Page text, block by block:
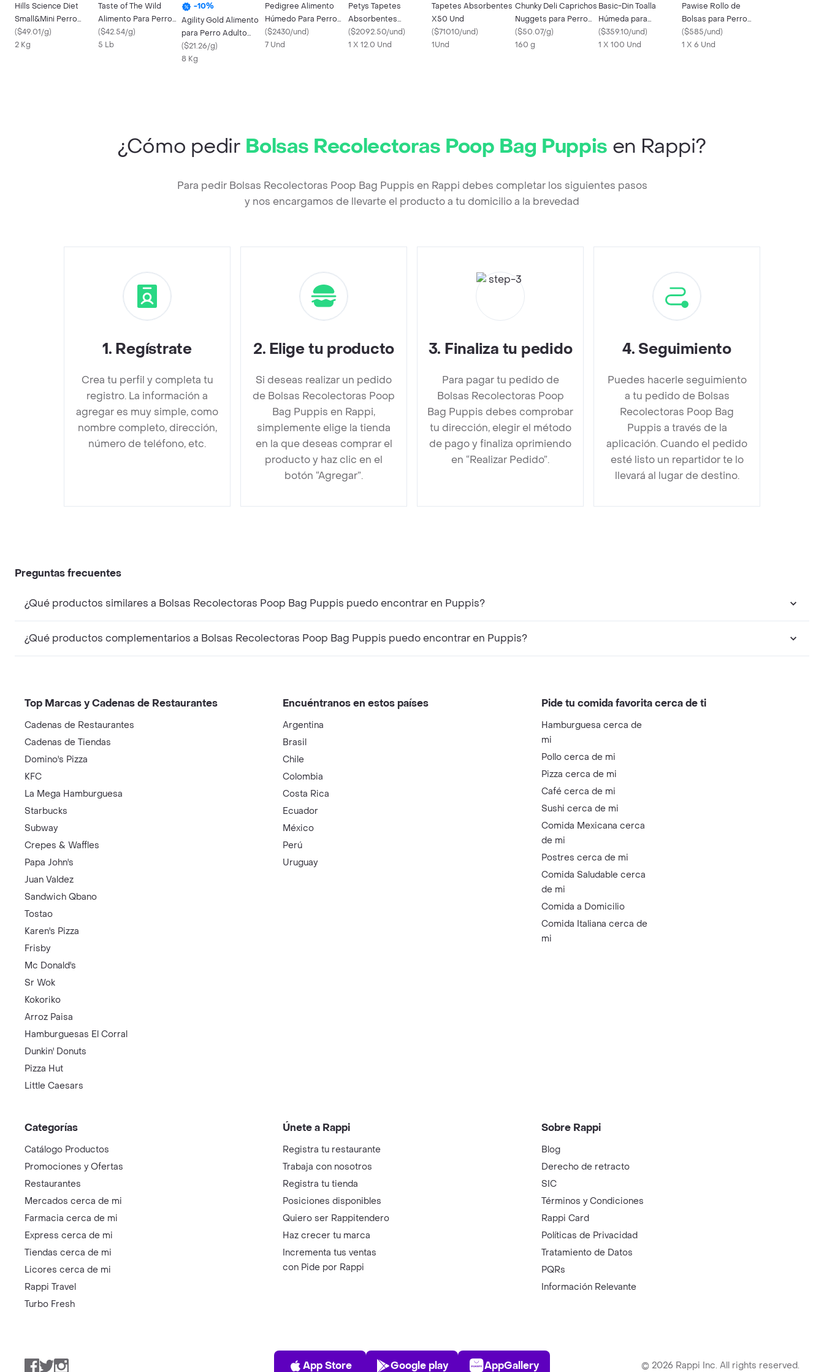
Hills Science Diet
Small&Mini Perro
Adulto Raza Pequeña
2 Kg
($49.01/g)
2 Kg
Taste of The Wild
Alimento Para Perro
Con Salmón ah umado
5 Lb
($42.54/g)
5 Lb
-10%
Agility Gold Alimento
para Perro Adulto
Pequeño Piel
($21.26/g)
8 Kg
Pedigree Alimento
Húmedo Para Perro
Promo Pack X 7
($2430/und)
7 Und
Petys Tapetes
Absorbentes
Pequeños
($2092.50/und)
1 X 12.0 Und
Tapetes Absorbentes
X50 Und
($71010/und)
1Und
Chunky Deli Caprichos
Nuggets para Perro
160g
($50.07/g)
160 g
Basic-Din Toalla
Húmeda para
Mascotas con Aloe y
Clorhexidina
($359.10/und)
1 X 100 Und
Pawise Rollo de
Bolsas para Perro
Colores Surtidos
Estampada
($585/und)
1 X 6 Und
¿Cómo pedir Bolsas Recolectoras Poop Bag Puppis en Rappi?
Para pedir Bolsas Recolectoras Poop Bag Puppis en Rappi debes completar los siguientes pasos
y nos encargamos de llevarte el producto a tu domicilio a la brevedad
1. Regístrate
Crea tu perfil y completa tu
registro. La información a
agregar es muy simple, como
nombre completo, dirección,
número de teléfono, etc.
2. Elige tu producto
Si deseas realizar un pedido
de Bolsas Recolectoras Poop
Bag Puppis en Rappi,
simplemente elige la tienda
en la que deseas comprar el
producto y haz clic en el
botón “Agregar”.
3. Finaliza tu pedido
Para pagar tu pedido de
Bolsas Recolectoras Poop
Bag Puppis debes comprobar
tu dirección, elegir el método
de pago y finaliza oprimiendo
en “Realizar Pedido”.
4. Seguimiento
Puedes hacerle seguimiento
a tu pedido de Bolsas
Recolectoras Poop Bag
Puppis a través de la
aplicación. Cuando el pedido
esté listo un repartidor te lo
llevará al lugar de destino.
Preguntas frecuentes
¿Qué productos similares a Bolsas Recolectoras Poop Bag Puppis puedo encontrar en Puppis?
¿Qué productos complementarios a Bolsas Recolectoras Poop Bag Puppis puedo encontrar en Puppis?
Top Marcas y Cadenas de Restaurantes
Cadenas de Restaurantes
Cadenas de Tiendas
Domino's Pizza
KFC
La Mega Hamburguesa
Starbucks
Subway
Crepes & Waffles
Papa John's
Juan Valdez
Sandwich Qbano
Tostao
Karen's Pizza
Frisby
Mc Donald's
Sr Wok
Kokoriko
Arroz Paisa
Hamburguesas El Corral
Dunkin' Donuts
Pizza Hut
Little Caesars
Encuéntranos en estos países
Argentina
Brasil
Chile
Colombia
Costa Rica
Ecuador
México
Perú
Uruguay
Pide tu comida favorita cerca de ti
Hamburguesa cerca de
mi
Pollo cerca de mi
Pizza cerca de mi
Café cerca de mi
Sushi cerca de mi
Comida Mexicana cerca
de mi
Postres cerca de mi
Comida Saludable cerca
de mi
Comida a Domicilio
Comida Italiana cerca de
mi
Categorías
Catálogo Productos
Promociones y Ofertas
Restaurantes
Mercados cerca de mi
Farmacia cerca de mi
Express cerca de mi
Tiendas cerca de mi
Licores cerca de mi
Rappi Travel
Turbo Fresh
Únete a Rappi
Registra tu restaurante
Trabaja con nosotros
Registra tu tienda
Posiciones disponibles
Quiero ser Rappitendero
Haz crecer tu marca
Incrementa tus ventas
con Pide por Rappi
Sobre Rappi
Blog
Derecho de retracto
SIC
Términos y Condiciones
Rappi Card
Políticas de Privacidad
Tratamiento de Datos
PQRs
Información Relevante
Facebook
TwitterInstagram
App Store
App Store
Play Store
Google play
AppGallery
AppGallery © 2026 Rappi Inc. All rights reserved.